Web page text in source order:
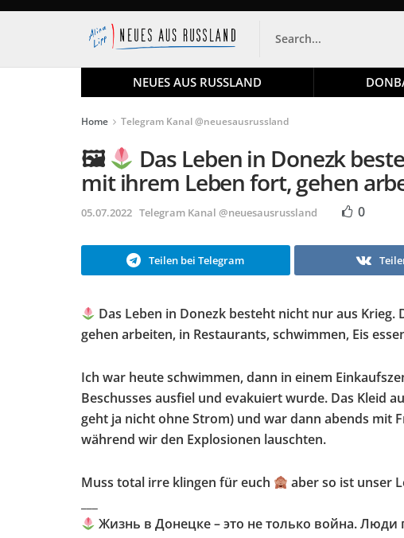
NEUES AUS RUSSLAND
Home Telegram Kanal @neuesausrussland
🖼 Das Leben in Donezk
mit ihrem Leben fort, gehen
05.07.2022 Telegram Kanal @neuesausrussland 0
Teilen bei Telegram
Das Leben in Donezk besteht nicht nur aus
gehen arbeiten, in Restaurants, schwimmen, Eis
Ich war heute schwimmen, dann in einem
Beschusses ausfiel und evakuiert wurde. Das Kleid
geht ja nicht ohne Strom) und war dann abends mit
während wir den Explosionen lauschten.
Muss total irre klingen für euch
aber so ist unser
Жизнь в Донецке – это не только война.